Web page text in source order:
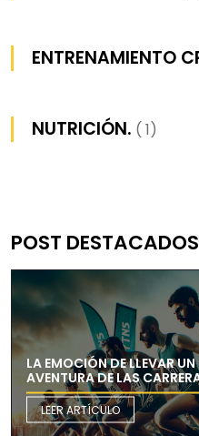
ENTRENAMIENTO
NUTRICIÓN. ( 1)
POST DESTACADOS
LA EMOCIÓN DE LLEVAR
AVENTURA DE LAS
LEER ARTÍCULO